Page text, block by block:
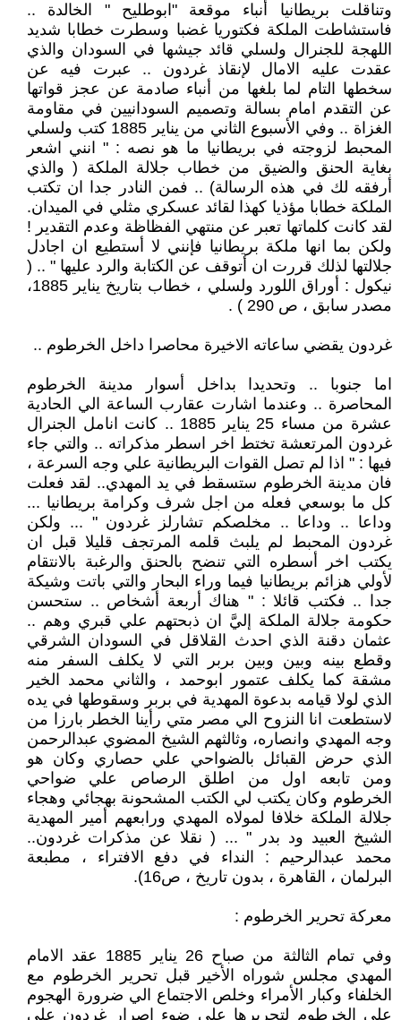
وتناقلت بريطانيا أنباء موقعة "ابوطليح " الخالدة ..
فاستشاطت الملكة فكتوريا غضبا وسطرت خطابا شديد
اللهجة للجنرال ولسلي قائد جيشها في السودان والذي
عقدت عليه الامال لإنقاذ غردون .. عبرت فيه عن
سخطها التام لما بلغها من أنباء صادمة عن عجز قواتها
عن التقدم امام بسالة وتصميم السودانيين في مقاومة
الغزاة .. وفي الأسبوع الثاني من يناير 1885 كتب ولسلي
المحبط لزوجته في بريطانيا ما هو نصه : " انني اشعر
بغاية الحنق والضيق من خطاب جلالة الملكة ( والذي
أرفقه لك في هذه الرسالة) .. فمن النادر جدا ان تكتب
الملكة خطابا مؤذيا كهذا لقائد عسكري مثلي في الميدان.
لقد كانت كلماتها تعبر عن منتهي الفظاظة وعدم التقدير !
ولكن بما انها ملكة بريطانيا فإنني لا أستطيع ان اجادل
جلالتها لذلك قررت ان أتوقف عن الكتابة والرد عليها " .. (
نيكول : أوراق اللورد ولسلي ، خطاب بتاريخ يناير 1885،
مصدر سابق ، ص 290 ) .
غردون يقضي ساعاته الاخيرة محاصرا داخل الخرطوم ..
اما جنوبا .. وتحديدا بداخل أسوار مدينة الخرطوم
المحاصرة .. وعندما اشارت عقارب الساعة الي الحادية
عشرة من مساء 25 يناير 1885 .. كانت انامل الجنرال
غردون المرتعشة تختط اخر اسطر مذكراته .. والتي جاء
فيها : " اذا لم تصل القوات البريطانية علي وجه السرعة ،
فان مدينة الخرطوم ستسقط في يد المهدي.. لقد فعلت
كل ما بوسعي فعله من اجل شرف وكرامة بريطانيا ...
وداعا .. وداعا .. مخلصكم تشارلز غردون " ... ولكن
غردون المحبط لم يلبث قلمه المرتجف قليلا قبل ان
يكتب اخر أسطره التي تنضح بالحنق والرغبة بالانتقام
لأولي هزائم بريطانيا فيما وراء البحار والتي باتت وشيكة
جدا .. فكتب قائلا : " هناك أربعة أشخاص .. ستحسن
حكومة جلالة الملكة إليَّ ان ذبحتهم علي قبري وهم ..
عثمان دقنة الذي احدث القلاقل في السودان الشرقي
وقطع بينه وبين وبين بربر التي لا يكلف السفر منه
مشقة كما يكلف عتمور ابوحمد ، والثاني محمد الخير
الذي لولا قيامه بدعوة المهدية في بربر وسقوطها في يده
لاستطعت انا النزوح الي مصر متي رأينا الخطر بارزا من
وجه المهدي وانصاره، وثالثهم الشيخ المضوي عبدالرحمن
الذي حرض القبائل بالضواحي علي حصاري وكان هو
ومن تابعه اول من اطلق الرصاص علي ضواحي
الخرطوم وكان يكتب لي الكتب المشحونة بهجائي وهجاء
جلالة الملكة خلافا لمولاه المهدي ورابعهم أمير المهدية
الشيخ العبيد ود بدر " ... ( نقلا عن مذكرات غردون..
محمد عبدالرحيم : النداء في دفع الافتراء ، مطبعة
البرلمان ، القاهرة ، بدون تاريخ ، ص16).
معركة تحرير الخرطوم :
وفي تمام الثالثة من صباح 26 يناير 1885 عقد الامام
المهدي مجلس شوراه الأخير قبل تحرير الخرطوم مع
الخلفاء وكبار الأمراء وخلص الاجتماع الي ضرورة الهجوم
علي الخرطوم لتحريرها علي ضوء إصرار غردون علي